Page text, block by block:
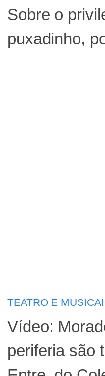
Sobre o
puxadinho,
TEATRO E
Vídeo:
periferia são